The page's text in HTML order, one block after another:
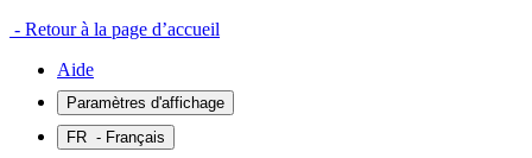
- Retour à la page d’accueil
Aide
Paramètres d'affichage
FR - Français